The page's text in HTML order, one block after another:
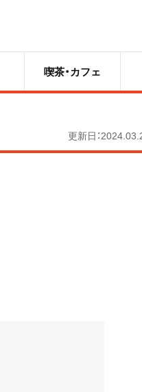
喫茶・カフェ
更新日：